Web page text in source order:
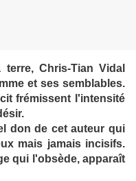
Chris-Tian Vidal
et ses semblables.
frémissent l'intensité
don de cet auteur qui
mais jamais incisifs.
qui l'obsède, apparaît